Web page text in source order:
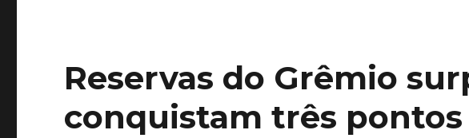
Reservas do Grêmio
conquistam três